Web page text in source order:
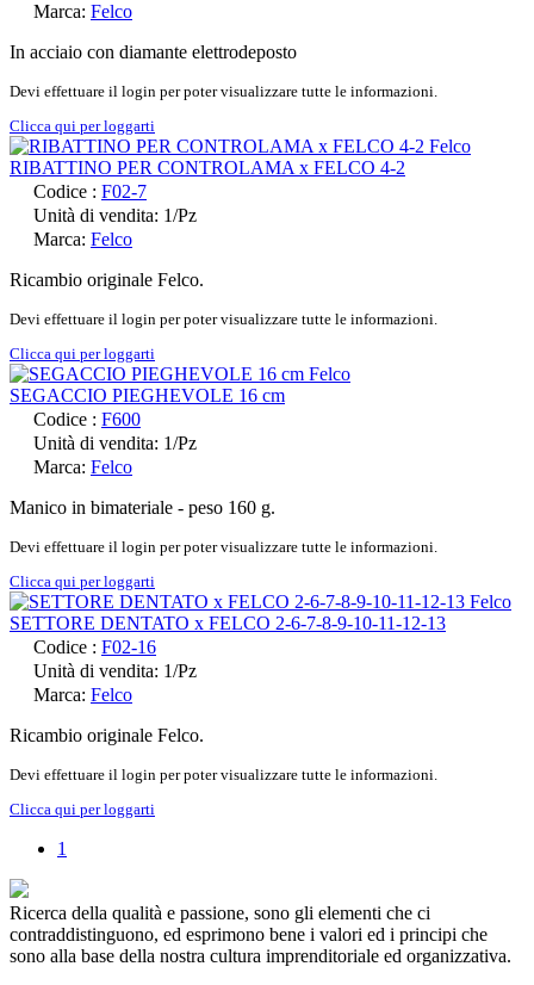
Marca: Felco
In acciaio con diamante elettrodeposto
Devi effettuare il login per poter visualizzare tutte le informazioni.
Clicca qui per loggarti
RIBATTINO PER CONTROLAMA x FELCO 4-2
Codice : F02-7
Unità di vendita: 1/Pz
Marca: Felco
Ricambio originale Felco.
Devi effettuare il login per poter visualizzare tutte le informazioni.
Clicca qui per loggarti
SEGACCIO PIEGHEVOLE 16 cm
Codice : F600
Unità di vendita: 1/Pz
Marca: Felco
Manico in bimateriale - peso 160 g.
Devi effettuare il login per poter visualizzare tutte le informazioni.
Clicca qui per loggarti
SETTORE DENTATO x FELCO 2-6-7-8-9-10-11-12-13
Codice : F02-16
Unità di vendita: 1/Pz
Marca: Felco
Ricambio originale Felco.
Devi effettuare il login per poter visualizzare tutte le informazioni.
Clicca qui per loggarti
1
Ricerca della qualità e passione, sono gli elementi che ci
contraddistinguono, ed esprimono bene i valori ed i principi che
sono alla base della nostra cultura imprenditoriale ed organizzativa.